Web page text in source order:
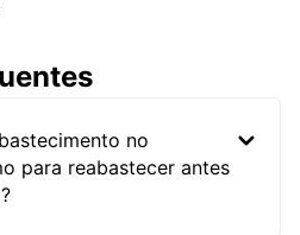
no
para reabastecer antes